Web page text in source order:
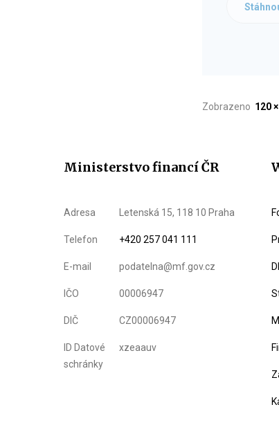
Zobrazeno 120 ×
Ministerstvo financí ČR
Adresa Letenská 15, 118 10 Praha
Telefon +420 257 041 111
E-mail podatelna@mf.gov.cz
IČO 00006947
DIČ CZ00006947
ID Datové
schránky
xzeaauv